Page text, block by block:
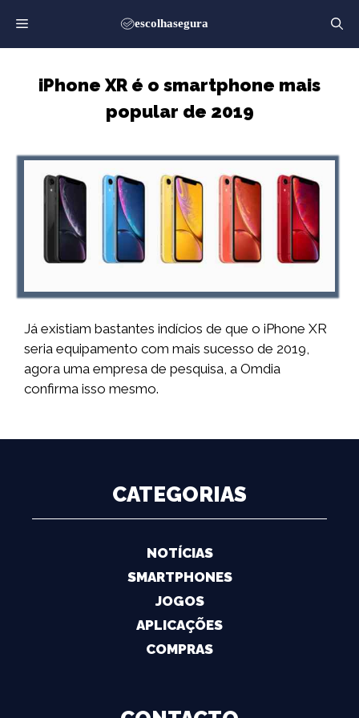
para
o
iPhone XR é o smartphone mais
popular de 2019
Já existiam bastantes indícios de que o iPhone XR
seria equipamento com mais sucesso de 2019,
agora uma empresa de pesquisa, a Omdia
confirma isso mesmo.
CATEGORIAS
NOTÍCIAS
SMARTPHONES
JOGOS
APLICAÇÕES
COMPRAS